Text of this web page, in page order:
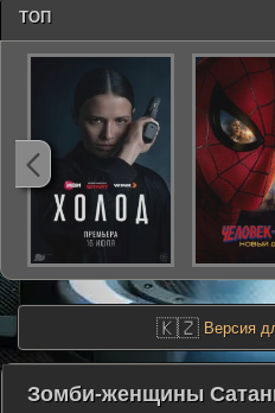
🇰🇿 Версия
Зомби-женщины
ТОП